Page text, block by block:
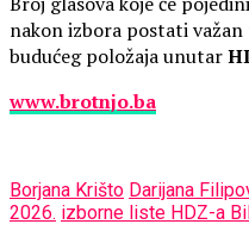
nakon izbora postati
budućeg položaja unutar
www.brotnjo.ba
Borjana Krišto Darijana
2026. izborne liste HDZ-a